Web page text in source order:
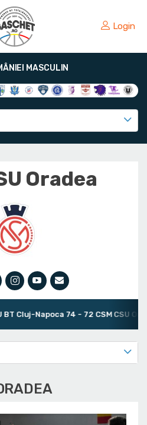
Login
MASCULIN
Oradea
Napoca 74 - 72 CSM CSU Oradea